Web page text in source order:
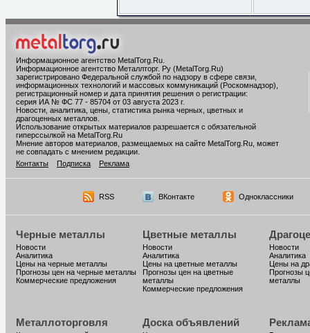
Информационное агентство MetalTorg.Ru
Информационное агентство Металлторг. Ру (MetalTorg.Ru)
зарегистрировано Федеральной службой по надзору в сфере связи,
информационных технологий и массовых коммуникаций (Роскомнадзор),
регистрационный номер и дата принятия решения о регистрации:
серия ИА № ФС 77 - 85704 от 03 августа 2023 г.
Новости, аналитика, цены, статистика рынка черных, цветных и
драгоценных металлов.
Использование открытых материалов разрешается с обязательной
гиперссылкой на MetalTorg.Ru
Мнение авторов материалов, размещаемых на сайте MetalTorg.Ru, может
не совпадать с мнением редакции.
Контакты
Подписка Реклама
RSS ВКонтакте Одноклассники
Черные металлы
Новости
Аналитика
Цены на черные металлы
Прогнозы цен на черные металлы
Коммерческие предложения
Цветные металлы
Новости
Аналитика
Цены на цветные металлы
Прогнозы цен на цветные
металлы
Коммерческие предложения
Новости
Аналитика
Цены на
Прогнозы
металлы
Металлоторговля Доска объявлений